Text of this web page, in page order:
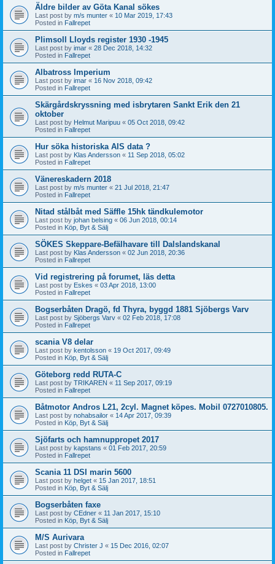
Äldre bilder av Göta Kanal sökes
Last post by m/s munter « 10 Mar 2019, 17:43
Posted in Fallrepet
Plimsoll Lloyds register 1930 -1945
Last post by imar « 28 Dec 2018, 14:32
Posted in Fallrepet
Albatross Imperium
Last post by imar « 16 Nov 2018, 09:42
Posted in Fallrepet
Skärgårdskryssning med isbrytaren Sankt Erik den 21
oktober
Last post by Helmut Maripuu « 05 Oct 2018, 09:42
Posted in Fallrepet
Hur söka historiska AIS data ?
Last post by Klas Andersson « 11 Sep 2018, 05:02
Posted in Fallrepet
Vänereskadern 2018
Last post by m/s munter « 21 Jul 2018, 21:47
Posted in Fallrepet
Nitad stålbåt med Säffle 15hk tändkulemotor
Last post by johan belsing « 06 Jun 2018, 00:14
Posted in Köp, Byt & Sälj
SÖKES Skeppare-Befälhavare till Dalslandskanal
Last post by Klas Andersson « 02 Jun 2018, 20:36
Posted in Fallrepet
Vid registrering på forumet, läs detta
Last post by Eskes « 03 Apr 2018, 13:00
Posted in Fallrepet
Bogserbåten Dragö, fd Thyra, byggd 1881 Sjöbergs Varv
Last post by Sjöbergs Varv « 02 Feb 2018, 17:08
Posted in Fallrepet
scania V8 delar
Last post by kentolsson « 19 Oct 2017, 09:49
Posted in Köp, Byt & Sälj
Göteborg redd RUTA-C
Last post by TRIKAREN « 11 Sep 2017, 09:19
Posted in Fallrepet
Båtmotor Andros L21, 2cyl. Magnet köpes. Mobil 0727010805.
Last post by nohabsailor « 14 Apr 2017, 09:39
Posted in Köp, Byt & Sälj
Sjöfarts och hamnuppropet 2017
Last post by kapstans « 01 Feb 2017, 20:59
Posted in Fallrepet
Scania 11 DSI marin 5600
Last post by helget « 15 Jan 2017, 18:51
Posted in Köp, Byt & Sälj
Bogserbåten faxe
Last post by CEdner « 11 Jan 2017, 15:10
Posted in Köp, Byt & Sälj
M/S Aurivara
Last post by Christer J « 15 Dec 2016, 02:07
Posted in Fallrepet